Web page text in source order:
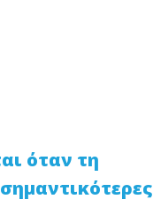
όταν τη